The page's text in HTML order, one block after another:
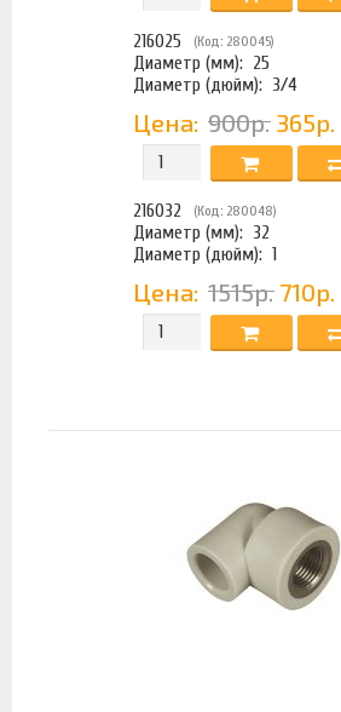
216025 (Код: 280045)
Диаметр (мм): 25
Диаметр (дюйм): 3/4
Цена: 900р. 365р.
216032 (Код: 280048)
Диаметр (мм): 32
Диаметр (дюйм): 1
Цена: 1515р. 710р.